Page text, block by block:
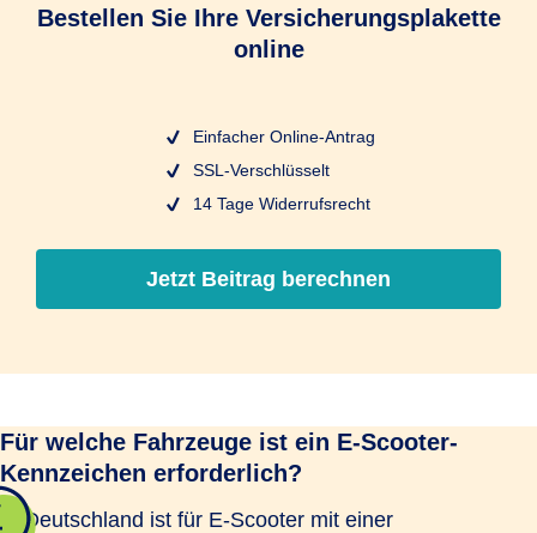
Bestellen Sie Ihre Versicherungsplakette
online
Einfacher Online-Antrag
SSL-Verschlüsselt
14 Tage Widerrufsrecht
Jetzt Beitrag berechnen
Für welche Fahrzeuge ist ein E-Scooter-
Kennzeichen erforderlich?
In Deutschland ist für E-Scooter mit einer